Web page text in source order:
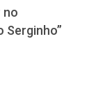
no
Serginho”